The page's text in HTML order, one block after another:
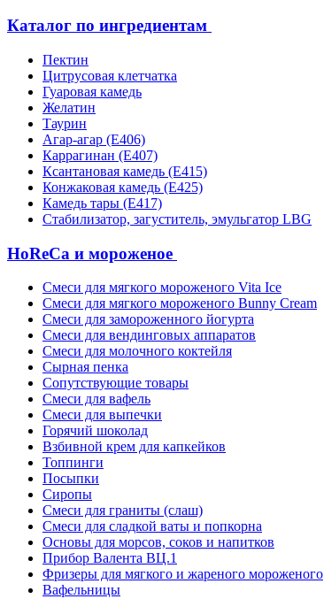
Каталог по ингредиентам
Пектин
Цитрусовая клетчатка
Гуаровая камедь
Желатин
Таурин
Агар-агар (Е406)
Каррагинан (Е407)
Ксантановая камедь (Е415)
Конжаковая камедь (Е425)
Камедь тары (Е417)
Стабилизатор, загуститель, эмульгатор LBG
HoReCa и мороженое
Смеси для мягкого мороженого Vita Ice
Смеси для мягкого мороженого Bunny Cream
Смеси для замороженного йогурта
Смеси для вендинговых аппаратов
Смеси для молочного коктейля
Сырная пенка
Сопутствующие товары
Смеси для вафель
Смеси для выпечки
Горячий шоколад
Взбивной крем для капкейков
Топпинги
Посыпки
Сиропы
Смеси для граниты (слаш)
Смеси для сладкой ваты и попкорна
Основы для морсов, соков и напитков
Прибор Валента ВЦ.1
Фризеры для мягкого и жареного мороженого
Вафельницы